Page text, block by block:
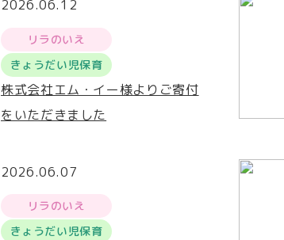
2026.06.12
リラのいえ
きょうだい児保育
株式会社エム・イー様よりご寄付
をいただきました
2026.06.07
リラのいえ
きょうだい児保育